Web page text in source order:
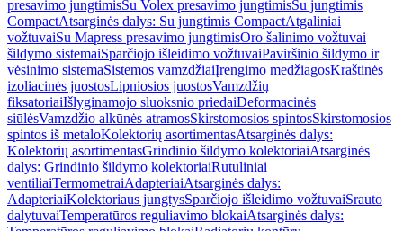
presavimo jungtimisSu Volex presavimo jungtimisSu jungtimis
CompactAtsarginės dalys: Su jungtimis CompactAtgaliniai
vožtuvaiSu Mapress presavimo jungtimisOro šalinimo vožtuvai
šildymo sistemaiSparčiojo išleidimo vožtuvaiPaviršinio šildymo ir
vėsinimo sistemaSistemos vamzdžiaiĮrengimo medžiagosKraštinės
izoliacinės juostosLipniosios juostosVamzdžių
fiksatoriaiIšlyginamojo sluoksnio priedaiDeformacinės
siūlėsVamzdžio alkūnės atramosSkirstomosios spintosSkirstomosios
spintos iš metaloKolektorių asortimentasAtsarginės dalys:
Kolektorių asortimentasGrindinio šildymo kolektoriaiAtsarginės
dalys: Grindinio šildymo kolektoriaiRutuliniai
ventiliaiTermometraiAdapteriaiAtsarginės dalys:
AdapteriaiKolektoriaus jungtysSparčiojo išleidimo vožtuvaiSrauto
dalytuvaiTemperatūros reguliavimo blokaiAtsarginės dalys: